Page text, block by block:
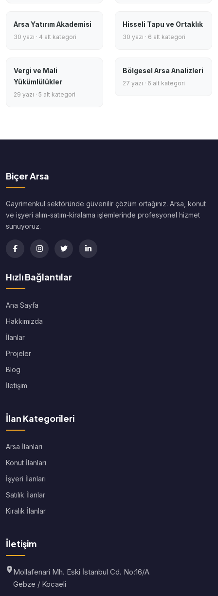
Arsa Yatırım Akademisi
30 yazı · 4 alt kategori
Hisseli Tapu ve Ortaklık
30 yazı · 6 alt kategori
Vergi ve Mali
Yükümlülükler
29 yazı · 5 alt kategori
Bölgesel Arsa Analizleri
27 yazı · 6 alt kategori
Biçer Arsa
Gayrimenkul sektöründe güvenilir çözüm ortağınız. Arsa, konut
ve işyeri alım-satım-kiralama işlemlerinde profesyonel hizmet
sunuyoruz.
Hızlı Bağlantılar
Ana Sayfa
Hakkımızda
İlanlar
Projeler
Blog
İletişim
İlan Kategorileri
Arsa İlanları
Konut İlanları
İşyeri İlanları
Satılık İlanlar
Kiralık İlanlar
İletişim
Mollafenari Mh. Eski İstanbul Cd. No:16/A
Gebze / Kocaeli